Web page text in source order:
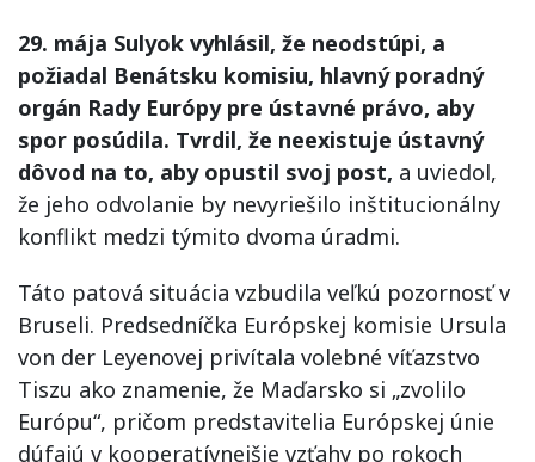
29. mája Sulyok vyhlásil, že neodstúpi, a
požiadal Benátsku komisiu, hlavný poradný
orgán Rady Európy pre ústavné právo, aby
spor posúdila. Tvrdil, že neexistuje ústavný
dôvod na to, aby opustil svoj post, a uviedol,
že jeho odvolanie by nevyriešilo inštitucionálny
konflikt medzi týmito dvoma úradmi.
Táto patová situácia vzbudila veľkú pozornosť v
Bruseli. Predsedníčka Európskej komisie Ursula
von der Leyenovej privítala volebné víťazstvo
Tiszu ako znamenie, že Maďarsko si „zvolilo
Európu“, pričom predstavitelia Európskej únie
dúfajú v kooperatívnejšie vzťahy po rokoch